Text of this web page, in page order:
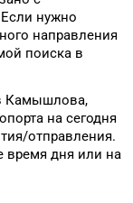
Если нужно
направления
поиска в
Камышлова,
на сегодня
отправления.
время дня или на